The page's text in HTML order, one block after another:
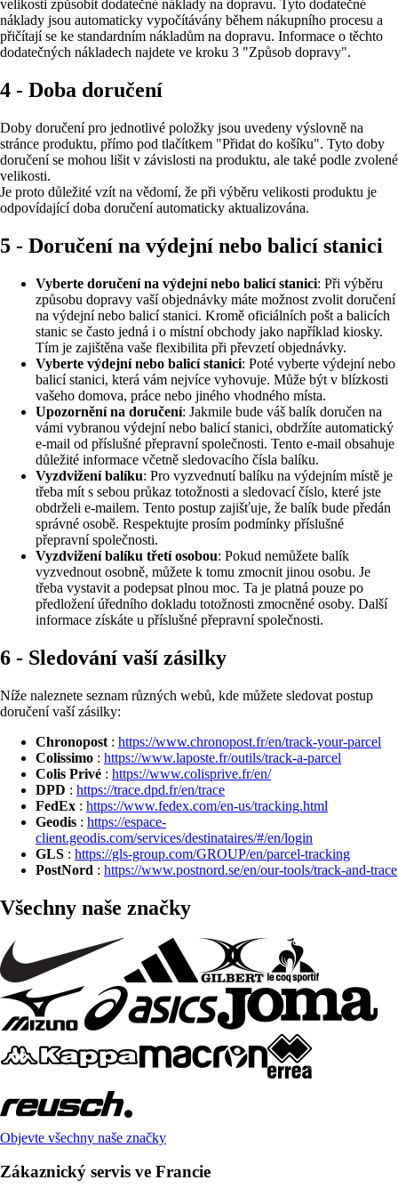
velikosti způsobit dodatečné náklady na dopravu. Tyto dodatečné
náklady jsou automaticky vypočítávány během nákupního procesu a
přičítají se ke standardním nákladům na dopravu. Informace o těchto
dodatečných nákladech najdete ve kroku 3 "Způsob dopravy".
4 - Doba doručení
Doby doručení pro jednotlivé položky jsou uvedeny výslovně na
stránce produktu, přímo pod tlačítkem "Přidat do košíku". Tyto doby
doručení se mohou lišit v závislosti na produktu, ale také podle zvolené
velikosti.
Je proto důležité vzít na vědomí, že při výběru velikosti produktu je
odpovídající doba doručení automaticky aktualizována.
5 - Doručení na výdejní nebo balicí stanici
Vyberte doručení na výdejní nebo balicí stanici: Při výběru
způsobu dopravy vaší objednávky máte možnost zvolit doručení
na výdejní nebo balicí stanici. Kromě oficiálních pošt a balicích
stanic se často jedná i o místní obchody jako například kiosky.
Tím je zajištěna vaše flexibilita při převzetí objednávky.
Vyberte výdejní nebo balicí stanici: Poté vyberte výdejní nebo
balicí stanici, která vám nejvíce vyhovuje. Může být v blízkosti
vašeho domova, práce nebo jiného vhodného místa.
Upozornění na doručení: Jakmile bude váš balík doručen na
vámi vybranou výdejní nebo balicí stanici, obdržíte automatický
e-mail od příslušné přepravní společnosti. Tento e-mail obsahuje
důležité informace včetně sledovacího čísla balíku.
Vyzdvižení balíku: Pro vyzvednutí balíku na výdejním místě je
třeba mít s sebou průkaz totožnosti a sledovací číslo, které jste
obdrželi e-mailem. Tento postup zajišťuje, že balík bude předán
správné osobě. Respektujte prosím podmínky příslušné
přepravní společnosti.
Vyzdvižení balíku třetí osobou: Pokud nemůžete balík
vyzvednout osobně, můžete k tomu zmocnit jinou osobu. Je
třeba vystavit a podepsat plnou moc. Ta je platná pouze po
předložení úředního dokladu totožnosti zmocněné osoby. Další
informace získáte u příslušné přepravní společnosti.
6 - Sledování vaší zásilky
Níže naleznete seznam různých webů, kde můžete sledovat postup
doručení vaší zásilky:
Chronopost : https://www.chronopost.fr/en/track-your-parcel
Colissimo : https://www.laposte.fr/outils/track-a-parcel
Colis Privé : https://www.colisprive.fr/en/
DPD : https://trace.dpd.fr/en/trace
FedEx : https://www.fedex.com/en-us/tracking.html
Geodis : https://espace-
client.geodis.com/services/destinataires/#/en/login
GLS : https://gls-group.com/GROUP/en/parcel-tracking
PostNord : https://www.postnord.se/en/our-tools/track-and-trace
Všechny naše značky
Objevte všechny naše značky
Zákaznický servis ve Francie